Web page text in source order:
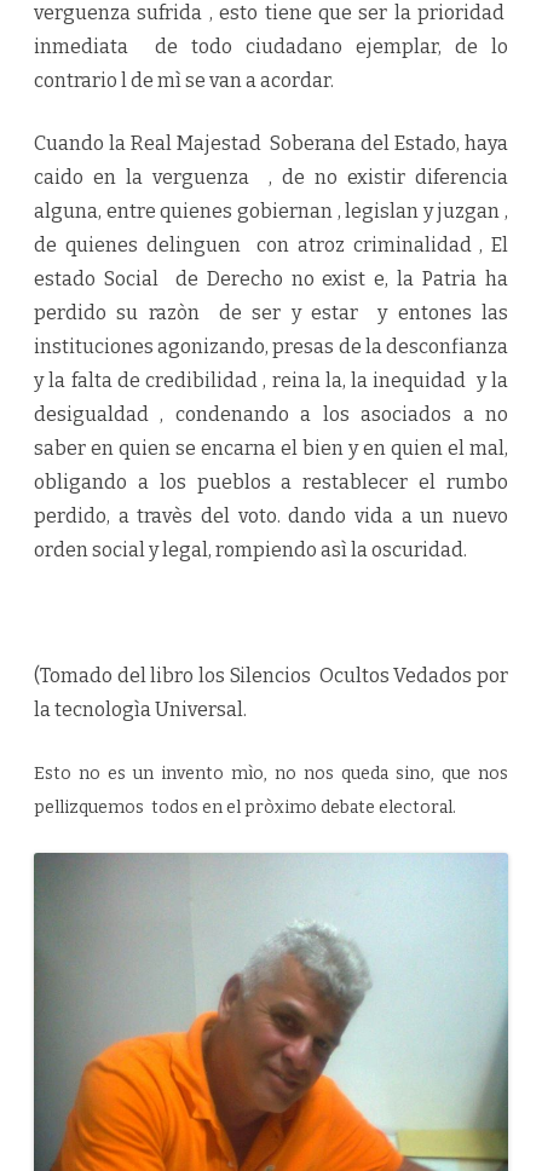
verguenza sufrida , esto tiene que ser la prioridad
inmediata de todo ciudadano ejemplar, de lo
contrario l de mì se van a acordar.
Cuando la Real Majestad Soberana del Estado, haya
caido en la verguenza , de no existir diferencia
alguna, entre quienes gobiernan , legislan y juzgan ,
de quienes delinguen con atroz criminalidad , El
estado Social de Derecho no exist e, la Patria ha
perdido su razòn de ser y estar y entones las
instituciones agonizando, presas de la desconfianza
y la falta de credibilidad , reina la, la inequidad y la
desigualdad , condenando a los asociados a no
saber en quien se encarna el bien y en quien el mal,
obligando a los pueblos a restablecer el rumbo
perdido, a travès del voto. dando vida a un nuevo
orden social y legal, rompiendo asì la oscuridad.
(Tomado del libro los Silencios Ocultos Vedados por
la tecnologìa Universal.
Esto no es un invento mìo, no nos queda sino, que nos
pellizquemos todos en el pròximo debate electoral.